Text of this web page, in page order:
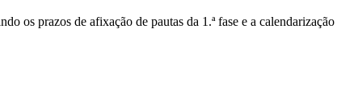
os prazos de afixação de pautas da 1.ª fase e a